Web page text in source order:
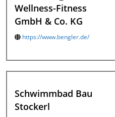
Wellness-Fitness
GmbH & Co. KG
https://www.bengler.de/
Schwimmbad Bau
Stockerl